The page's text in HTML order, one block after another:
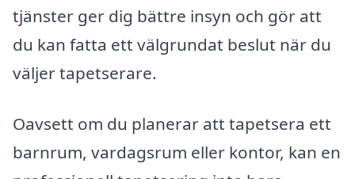
tjänster ger dig bättre insyn och gör att
du kan fatta ett välgrundat beslut när du
väljer tapetserare.
Oavsett om du planerar att tapetsera ett
barnrum, vardagsrum eller kontor, kan en